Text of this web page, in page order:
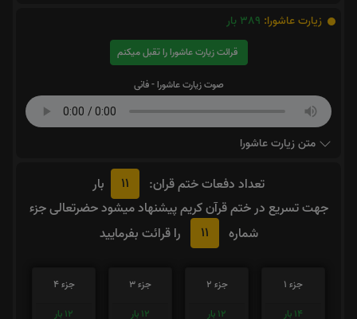
زیارت عاشورا: 389 بار
قرائت زیارت عاشورا را تقبل میکنم
صوت زیارت عاشورا - فانی
متن زیارت عاشورا
تعداد دفعات ختم قران: 11
بار
جهت تسریع در ختم قرآن کریم پیشنهاد میشود حضرتعالی جزء
شماره
11 را قرائت بفرمایید
جزء 1
14 بار
جزء 2
12 بار
جزء 3
12 بار
جزء 4
12 بار